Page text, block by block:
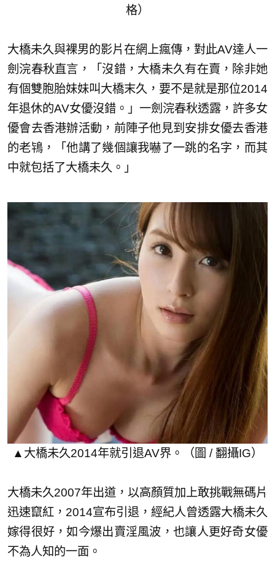
格）
大橋未久與裸男的影片在網上瘋傳，對此AV達人一
劍浣春秋直言，「沒錯，大橋未久有在賣，除非她
有個雙胞胎妹妹叫大橋末久，要不是就是那位2014
年退休的AV女優沒錯。」一劍浣春秋透露，許多女
優會去香港辦活動，前陣子他見到安排女優去香港
的老鴇，「他講了幾個讓我嚇了一跳的名字，而其
中就包括了大橋未久。」
▲大橋未久2014年就引退AV界。（圖 / 翻攝IG）
大橋未久2007年出道，以高顏質加上敢挑戰無碼片
迅速竄紅，2014宣布引退，經紀人曾透露大橋未久
嫁得很好，如今爆出賣淫風波，也讓人更好奇女優
不為人知的一面。